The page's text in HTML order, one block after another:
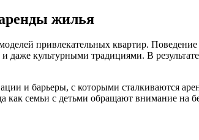
жилья
привлекательных квартир.
даже культурными традициями. В
и барьеры, с которыми сталкиваются
как семьи с детьми обращают внимание на